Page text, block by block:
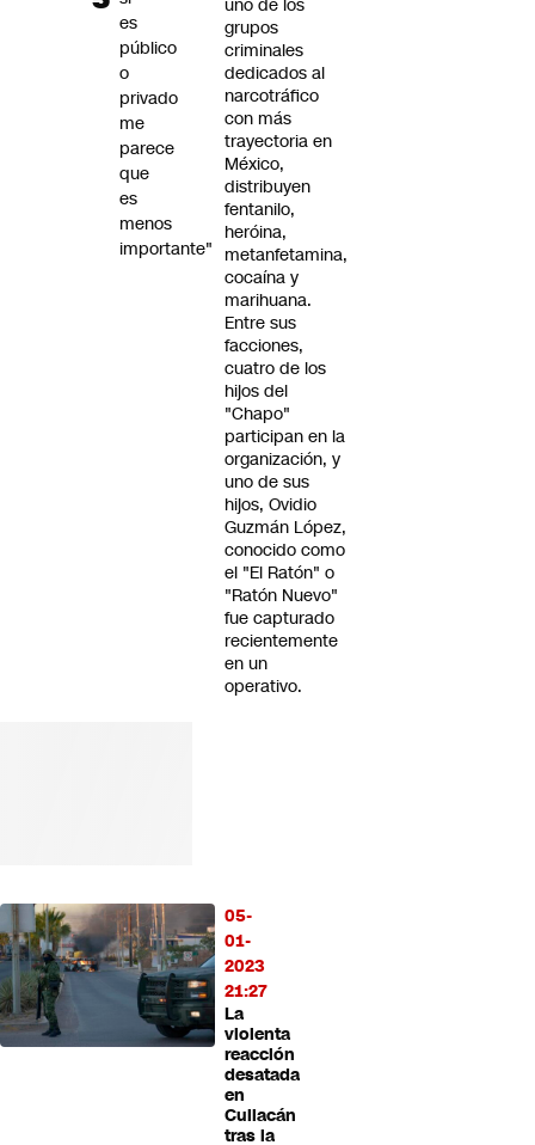
uno de los
grupos
criminales
dedicados al
narcotráfico
con más
trayectoria en
México,
distribuyen
fentanilo,
heróina,
metanfetamina,
cocaína y
marihuana.
Entre sus
facciones,
cuatro de los
hijos del
"Chapo"
participan en la
organización, y
uno de sus
hijos, Ovidio
Guzmán López,
conocido como
el "El Ratón" o
"Ratón Nuevo"
fue capturado
recientemente
en un
operativo.
05-
01-
2023
21:27
La
violenta
reacción
desatada
en
Culiacán
tras la
es
público
o
privado
me
parece
que
es
menos
importante"